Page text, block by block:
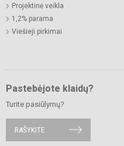
Projektinė veikla
1,2% parama
Viešieji pirkimai
Pastebėjote klaidų?
Turite pasiūlymų?
RAŠYKITE